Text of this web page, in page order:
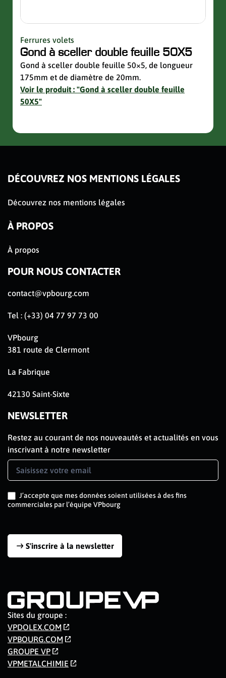
Ferrures volets
Gond à sceller double feuille 50X5
Gond à sceller double feuille 50×5, de longueur
175mm et de diamètre de 20mm.
Voir le produit : "Gond à sceller double feuille
50X5"
DÉCOUVREZ NOS MENTIONS LÉGALES
Découvrez nos mentions légales
À PROPOS
À propos
POUR NOUS CONTACTER
contact@vpbourg.com
Tel : (+33) 04 77 97 73 00
VPbourg
381 route de Clermont
La Fabrique
42130 Saint-Sixte
NEWSLETTER
Restez au courant de nos nouveautés et actualités en vous
inscrivant à notre newsletter
Newsletter
Signup
J’accepte que mes données soient utilisées à des fins
commerciales par l’équipe VPbourg
S'inscrire à la newsletter
Sites du groupe :
VPDOLEX.COM
VPBOURG.COM
GROUPE VP
VPMETALCHIMIE